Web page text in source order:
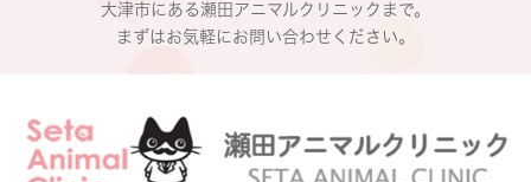
大津市にある瀬田アニマルクリニックまで。
まずはお気軽にお問い合わせください。